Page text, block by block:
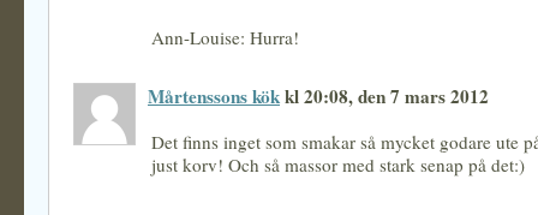
Ann-Louise: Hurra!
Mårtenssons kökkl 20:08, den 7 mars 2012
Det finns inget som smakar så mycket godare ute
just korv! Och så massor med stark senap på det:)